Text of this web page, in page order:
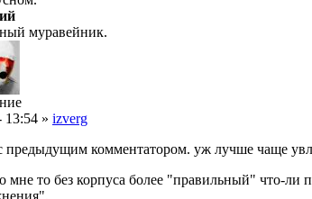
муравейник.
13:54 » izverg
предыдущим комментатором. уж лучше чаще
мне то без корпуса более "правильный" что-ли